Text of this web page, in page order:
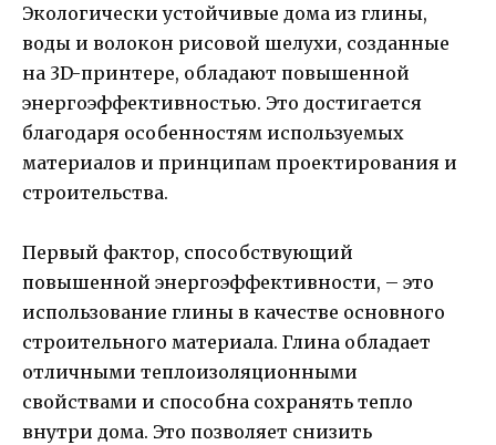
Экологически устойчивые дома из глины,
воды и волокон рисовой шелухи, созданные
на 3D-принтере, обладают повышенной
энергоэффективностью. Это достигается
благодаря особенностям используемых
материалов и принципам проектирования и
строительства.
Первый фактор, способствующий
повышенной энергоэффективности, – это
использование глины в качестве основного
строительного материала. Глина обладает
отличными теплоизоляционными
свойствами и способна сохранять тепло
внутри дома. Это позволяет снизить